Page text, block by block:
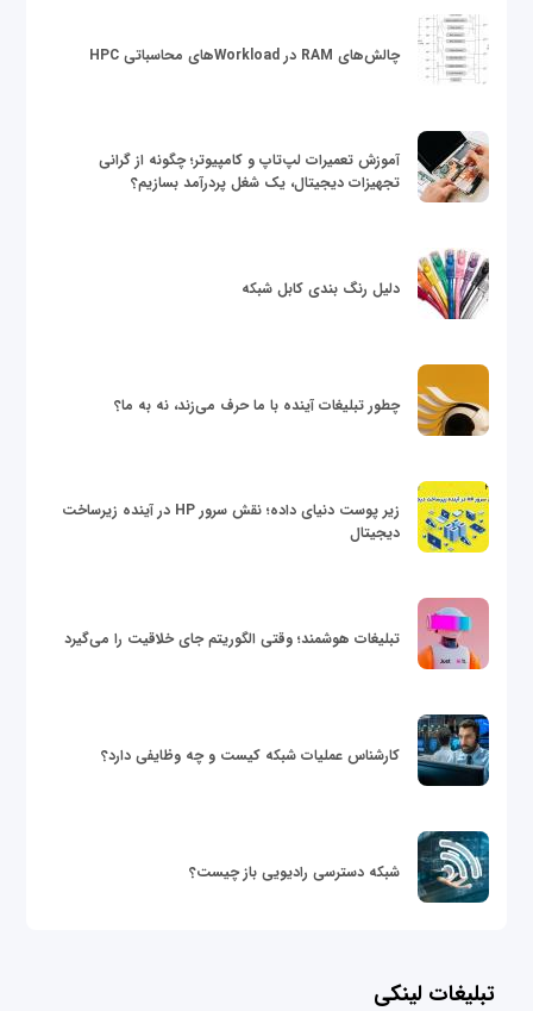
چالش‌های RAM در Workloadهای محاسباتی HPC
آموزش تعمیرات لپ‌تاپ و کامپیوتر؛ چگونه از گرانی
تجهیزات دیجیتال، یک شغل پردرآمد بسازیم؟
دلیل رنگ بندی کابل شبکه
چطور تبلیغات آینده با ما حرف می‌زند، نه به ما؟
زیر پوست دنیای داده؛ نقش سرور HP در آینده زیرساخت
دیجیتال
تبلیغات هوشمند؛ وقتی الگوریتم جای خلاقیت را می‌گیرد
کارشناس عملیات شبکه کیست و چه وظایفی دارد؟
شبکه دسترسی رادیویی باز چیست؟
تبلیغات لینکی